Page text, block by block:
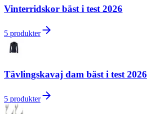
Vinterridskor bäst i test 2026
5 produkter
Tävlingskavaj dam bäst i test 2026
5 produkter